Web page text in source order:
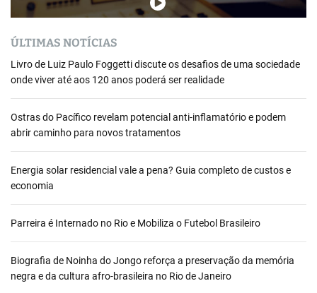
ÚLTIMAS NOTÍCIAS
Livro de Luiz Paulo Foggetti discute os desafios de uma sociedade
onde viver até aos 120 anos poderá ser realidade
Ostras do Pacífico revelam potencial anti-inflamatório e podem
abrir caminho para novos tratamentos
Energia solar residencial vale a pena? Guia completo de custos e
economia
Parreira é Internado no Rio e Mobiliza o Futebol Brasileiro
Biografia de Noinha do Jongo reforça a preservação da memória
negra e da cultura afro-brasileira no Rio de Janeiro